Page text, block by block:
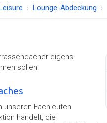
Lounge-Abdeckung
eigens
sollen.
unseren Fachleuten
handelt, die